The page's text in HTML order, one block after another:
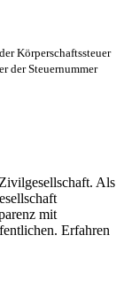
Körperschaftssteuer
der Steuernummer
Als
mit
Erfahren